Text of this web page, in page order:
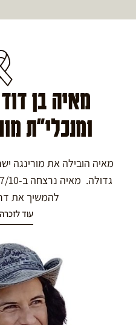
מאיה בן
ומנכלי"ת
מאיה הובילה את מורינגה
להמשיך את
עוד